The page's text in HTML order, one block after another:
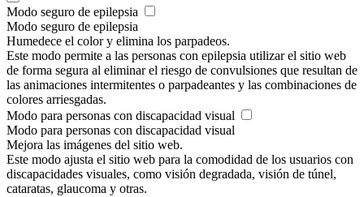
Modo seguro de epilepsia
Modo seguro de epilepsia
Humedece el color y elimina los parpadeos.
Este modo permite a las personas con epilepsia utilizar el sitio web
de forma segura al eliminar el riesgo de convulsiones que resultan de
las animaciones intermitentes o parpadeantes y las combinaciones de
colores arriesgadas.
Modo para personas con discapacidad visual
Modo para personas con discapacidad visual
Mejora las imágenes del sitio web.
Este modo ajusta el sitio web para la comodidad de los usuarios con
discapacidades visuales, como visión degradada, visión de túnel,
cataratas, glaucoma y otras.